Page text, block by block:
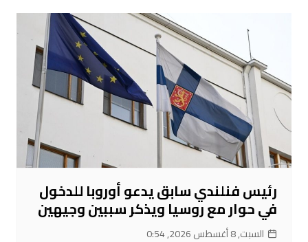
رئيس فنلندي سابق يدعو أوروبا للدخول
في حوار مع روسيا ويذكر سببين وجيهين
السبت, 8 أغسطس 2026, 0:54